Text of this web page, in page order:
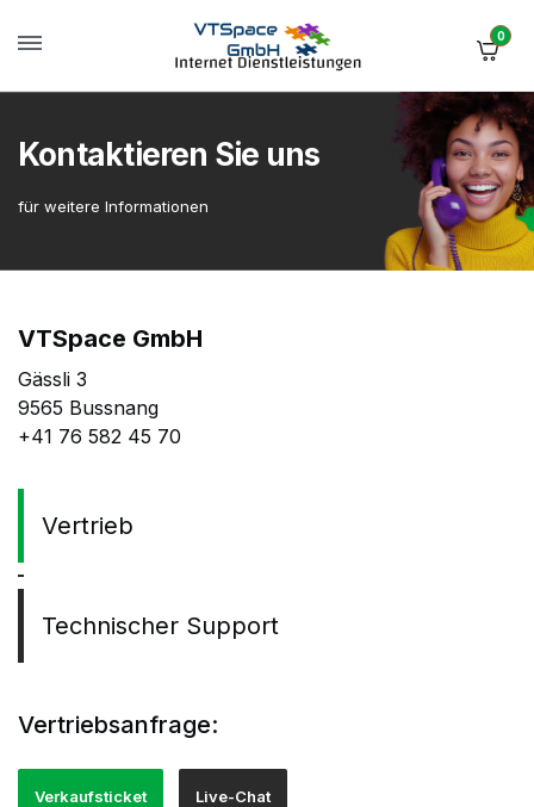
0
Kontaktieren Sie uns
für weitere Informationen
VTSpace GmbH
Gässli 3
9565 Bussnang
+41 76 582 45 70
Vertrieb
Technischer Support
Vertriebsanfrage:
Verkaufsticket Live-Chat